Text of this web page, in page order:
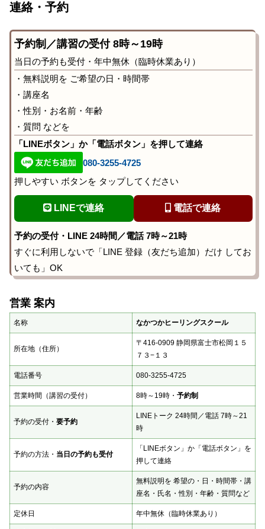
連絡・予約
予約制／講習の受付 8時～19時
当日の予約も受付・年中無休（臨時休業あり）
・無料説明を ご希望の日・時間帯
・講座名
・性別・お名前・年齢
・質問 などを
「LINEボタン」か「電話ボタン」を押して連絡
080-3255-4725
押しやすい ボタンを タップしてください
LINEで連絡 電話で連絡
予約の受付・LINE 24時間／電話 7時～21時
すぐに利用しないで「LINE 登録（友だち追加）だけ してお
いても」OK
営業 案内
名称 なかつかヒーリングスクール
所在地（住所）
〒416-0909 静岡県富士市松岡１５
７３−１３
電話番号 080-3255-4725
営業時間（講習の受付） 8時～19時・ 予約制
予約の受付・ 要予約
LINEトーク 24時間／電話 7時～21
時
予約の方法・ 当日の予約も受付
「LINEボタン」か「電話ボタン」を
押して連絡
予約の内容
無料説明を 希望の・日・時間帯・講
座名・氏名・性別・年齢・質問など
定休日 年中無休（臨時休業あり）